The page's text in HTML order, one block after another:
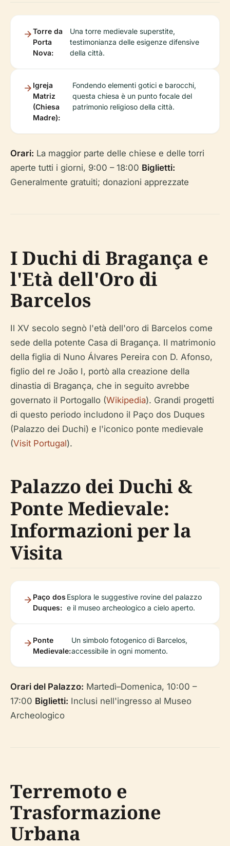
Torre da
Porta
Nova:
Una torre medievale superstite,
testimonianza delle esigenze difensive
della città.
Igreja
Matriz
(Chiesa
Madre):
Fondendo elementi gotici e barocchi,
questa chiesa è un punto focale del
patrimonio religioso della città.
Orari: La maggior parte delle chiese e delle torri
aperte tutti i giorni, 9:00 – 18:00 Biglietti:
Generalmente gratuiti; donazioni apprezzate
I Duchi di Bragança e
l'Età dell'Oro di
Barcelos
Il XV secolo segnò l'età dell'oro di Barcelos come
sede della potente Casa di Bragança. Il matrimonio
della figlia di Nuno Álvares Pereira con D. Afonso,
figlio del re João I, portò alla creazione della
dinastia di Bragança, che in seguito avrebbe
governato il Portogallo (Wikipedia). Grandi progetti
di questo periodo includono il Paço dos Duques
(Palazzo dei Duchi) e l'iconico ponte medievale
(Visit Portugal).
Palazzo dei Duchi &
Ponte Medievale:
Informazioni per la
Visita
Paço dos
Duques:
Esplora le suggestive rovine del palazzo
e il museo archeologico a cielo aperto.
Ponte
Medievale:
Un simbolo fotogenico di Barcelos,
accessibile in ogni momento.
Orari del Palazzo: Martedì–Domenica, 10:00 –
17:00 Biglietti: Inclusi nell'ingresso al Museo
Archeologico
Terremoto e
Trasformazione
Urbana